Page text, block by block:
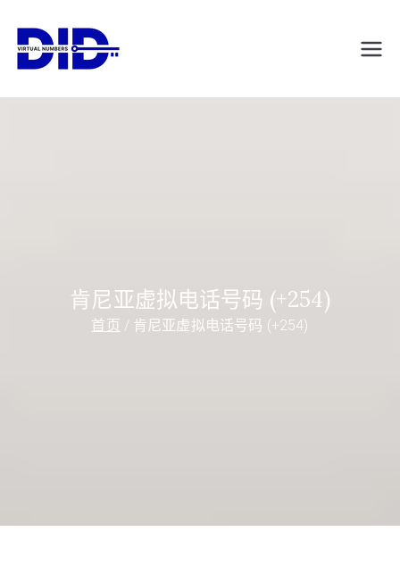
DIDVirtualNumb
肯尼亚虚拟电话号码 (+254)
首页 肯尼亚虚拟电话号码 (+254)